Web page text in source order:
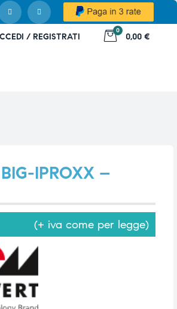
/ REGISTRATI
0
0,00 €
IPROXX –
(+ iva come per legge)